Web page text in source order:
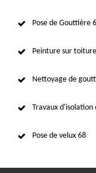
Pose de Gouttière
Peinture sur
Nettoyage de
Travaux d'isolation
Pose de velux 68